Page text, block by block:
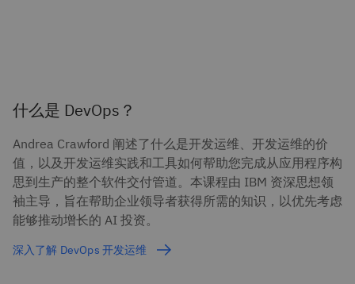
什么是 DevOps？
Andrea Crawford 阐述了什么是开发运维、开发运维的价
值，以及开发运维实践和工具如何帮助您完成从应用程序构
思到生产的整个软件交付管道。本课程由 IBM 资深思想领
袖主导，旨在帮助企业领导者获得所需的知识，以优先考虑
能够推动增长的 AI 投资。
深入了解 DevOps 开发运维